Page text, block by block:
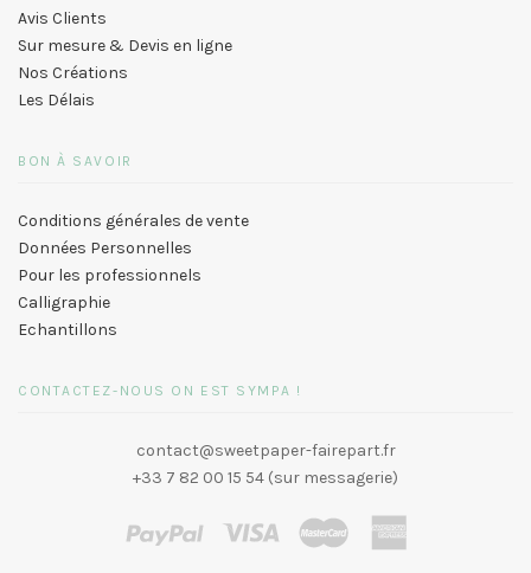
Avis Clients
Sur mesure & Devis en ligne
Nos Créations
Les Délais
BON À SAVOIR
Conditions générales de vente
Données Personnelles
Pour les professionnels
Calligraphie
Echantillons
CONTACTEZ-NOUS ON EST SYMPA !
contact@sweetpaper-fairepart.fr
+33 7 82 00 15 54 (sur messagerie)